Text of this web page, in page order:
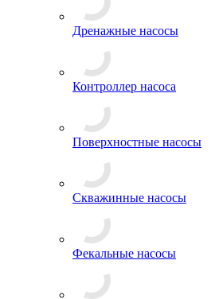
Дренажные насосы
Контроллер насоса
Поверхностные насосы
Скважинные насосы
Фекальные насосы